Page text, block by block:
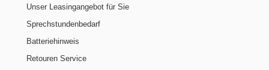
Unser Leasingangebot für Sie
Sprechstundenbedarf
Batteriehinweis
Retouren Service